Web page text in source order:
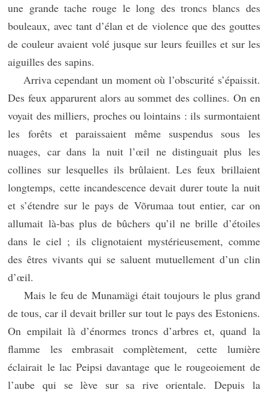
une grande tache rouge le long des troncs blancs des
bouleaux, avec tant d’élan et de violence que des gouttes
de couleur avaient volé jusque sur leurs feuilles et sur les
aiguilles des sapins.
Arriva cependant un moment où l’obscurité s’épaissit.
Des feux apparurent alors au sommet des collines. On en
voyait des milliers, proches ou lointains : ils surmontaient
les forêts et paraissaient même suspendus sous les
nuages, car dans la nuit l’œil ne distinguait plus les
collines sur lesquelles ils brûlaient. Les feux brillaient
longtemps, cette incandescence devait durer toute la nuit
et s’étendre sur le pays de Võrumaa tout entier, car on
allumait là-bas plus de bûchers qu’il ne brille d’étoiles
dans le ciel ; ils clignotaient mystérieusement, comme
des êtres vivants qui se saluent mutuellement d’un clin
d’œil.
Mais le feu de Munamägi était toujours le plus grand
de tous, car il devait briller sur tout le pays des Estoniens.
On empilait là d’énormes troncs d’arbres et, quand la
flamme les embrasait complètement, cette lumière
éclairait le lac Peipsi davantage que le rougeoiement de
l’aube qui se lève sur sa rive orientale. Depuis la